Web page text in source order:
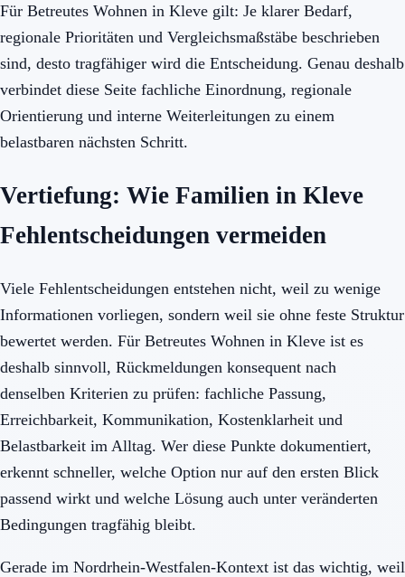
Für Betreutes Wohnen in Kleve gilt: Je klarer Bedarf,
regionale Prioritäten und Vergleichsmaßstäbe beschrieben
sind, desto tragfähiger wird die Entscheidung. Genau deshalb
verbindet diese Seite fachliche Einordnung, regionale
Orientierung und interne Weiterleitungen zu einem
belastbaren nächsten Schritt.
Vertiefung: Wie Familien in Kleve
Fehlentscheidungen vermeiden
Viele Fehlentscheidungen entstehen nicht, weil zu wenige
Informationen vorliegen, sondern weil sie ohne feste Struktur
bewertet werden. Für Betreutes Wohnen in Kleve ist es
deshalb sinnvoll, Rückmeldungen konsequent nach
denselben Kriterien zu prüfen: fachliche Passung,
Erreichbarkeit, Kommunikation, Kostenklarheit und
Belastbarkeit im Alltag. Wer diese Punkte dokumentiert,
erkennt schneller, welche Option nur auf den ersten Blick
passend wirkt und welche Lösung auch unter veränderten
Bedingungen tragfähig bleibt.
Gerade im Nordrhein-Westfalen-Kontext ist das wichtig, weil